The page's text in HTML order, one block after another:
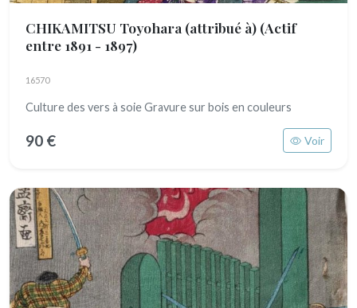
CHIKAMITSU Toyohara (attribué à) (Actif
entre 1891 - 1897)
16570
Culture des vers à soie Gravure sur bois en couleurs
90 € Voir